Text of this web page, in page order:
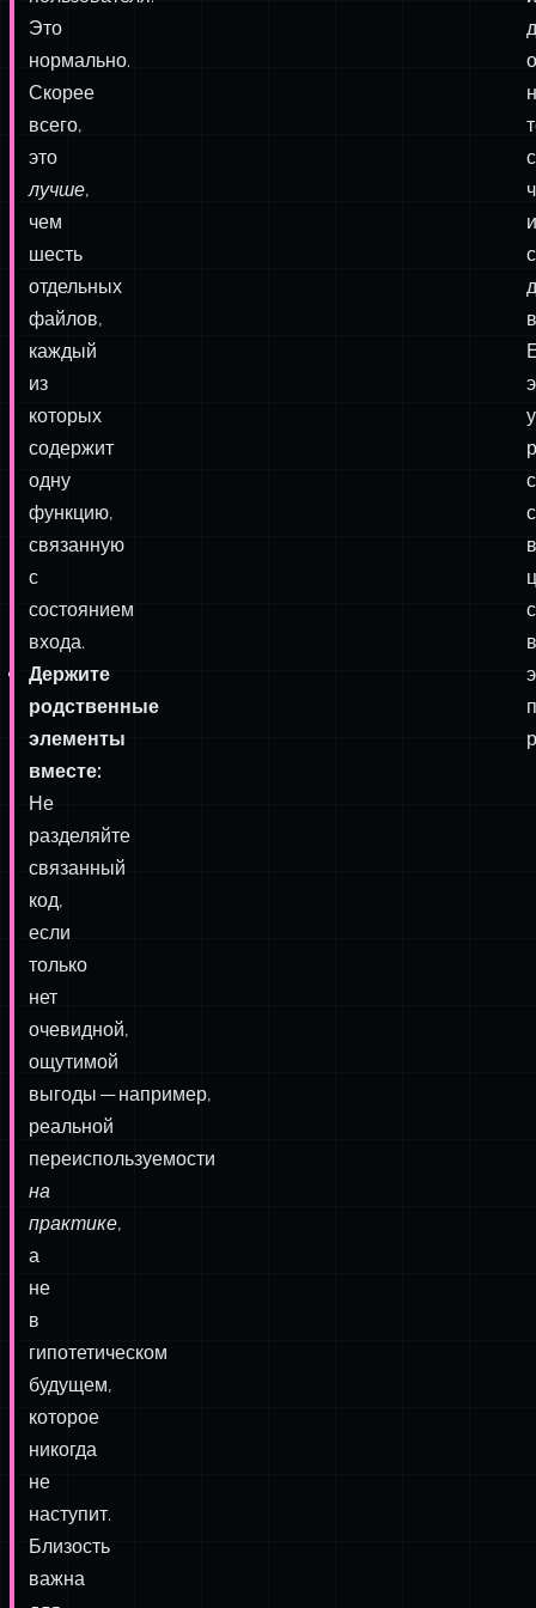
несколько
связанных
аспектов
аутентификации
пользователя.
Это
нормально.
Скорее
всего,
это
лучше,
чем
шесть
отдельных
файлов,
каждый
из
которых
содержит
одну
функцию,
связанную
с
состоянием
входа.
Держите
родственные
элементы
вместе:
Не
разделяйте
связанный
код,
если
только
нет
очевидной,
ощутимой
выгоды — например,
реальной
переиспользуемости
на
практике
а
не
в
гипотетическом
будущем,
которое
с
в